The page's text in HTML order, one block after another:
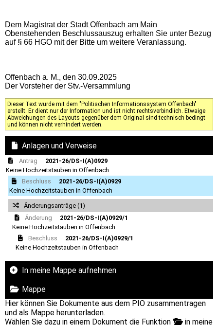
Dem Magistrat der Stadt Offenbach am Main
Obenstehenden Beschlussauszug erhalten Sie unter Bezug
auf § 66 HGO mit der Bitte um weitere Veranlassung.
Offenbach a. M., den 30.09.2025
Der Vorsteher der Stv.-Versammlung
Dieser Text wurde mit dem "Politischen Informationssystem Offenbach"
erstellt. Er dient nur der Information und ist nicht rechtsverbindlich. Etwaige
Abweichungen des Layouts gegenüber dem Original sind technisch bedingt
und können nicht verhindert werden.
Anlagen und Verweise
Antrag
2021-26/DS-I(A)0929
Keine Hochzeitstauben in Offenbach
Beschluss
2021-26/DS-I(A)0929
Keine Hochzeitstauben in Offenbach
Änderungsanträge (1)
Änderung
2021-26/DS-I(A)0929/1
Keine Hochzeitstauben in Offenbach
Beschluss
2021-26/DS-I(A)0929/1
Keine Hochzeitstauben in Offenbach
In meine Mappe aufnehmen
Mappe
Hier können Sie Dokumente aus dem PIO zusammentragen
und als Mappe herunterladen.
Wählen Sie dazu in einem Dokument die Funktion '
in meine